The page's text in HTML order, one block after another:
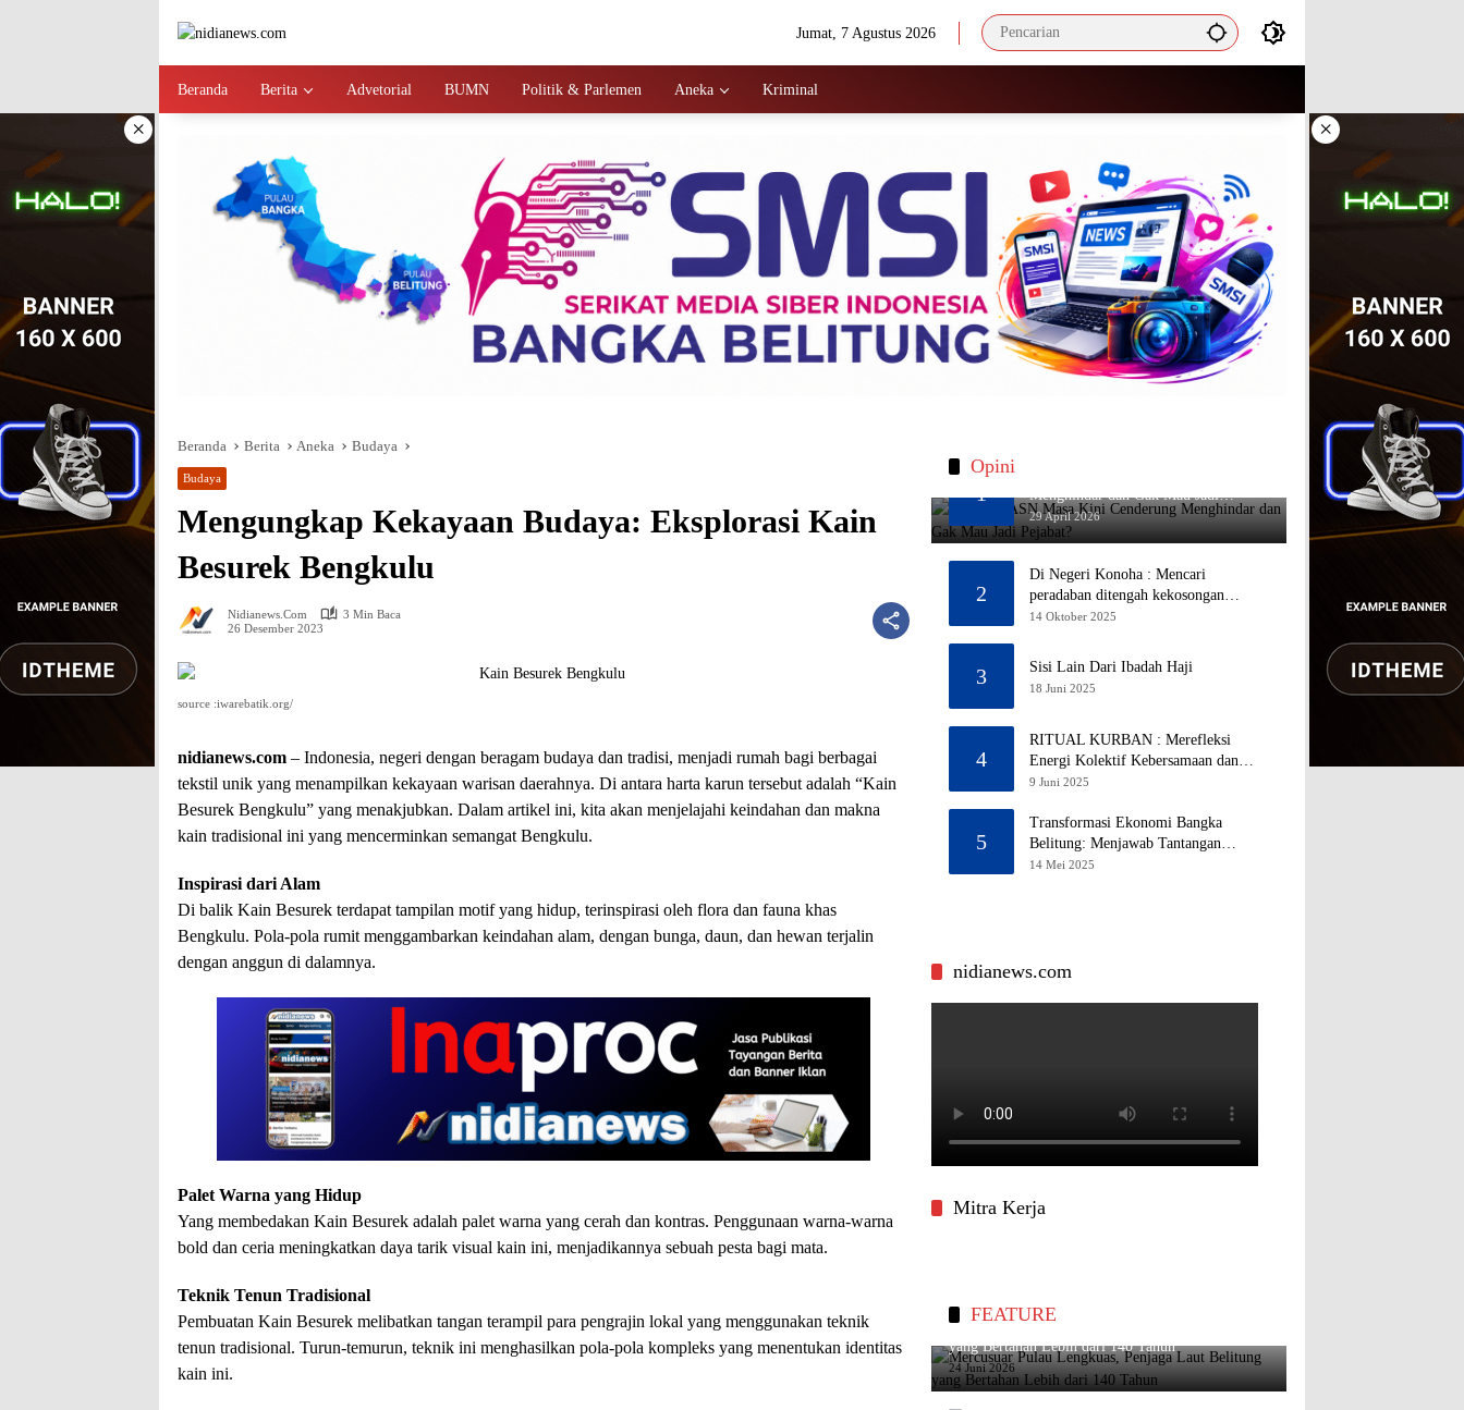
Jumat, 7 Agustus 2026
Beranda Berita Advetorial BUMN Politik & Parlemen Aneka Kriminal
× ×
Beranda Berita Aneka Budaya
Budaya
Mengungkap Kekayaan Budaya: Eksplorasi Kain
Besurek Bengkulu
Nidianews.com
3 Min Baca
26 Desember 2023
source :iwarebatik.org/
nidianews.com – Indonesia, negeri dengan beragam budaya dan tradisi, menjadi rumah bagi berbagai
tekstil unik yang menampilkan kekayaan warisan daerahnya. Di antara harta karun tersebut adalah “Kain
Besurek Bengkulu” yang menakjubkan. Dalam artikel ini, kita akan menjelajahi keindahan dan makna
kain tradisional ini yang mencerminkan semangat Bengkulu.
Inspirasi dari Alam
Di balik Kain Besurek terdapat tampilan motif yang hidup, terinspirasi oleh flora dan fauna khas
Bengkulu. Pola-pola rumit menggambarkan keindahan alam, dengan bunga, daun, dan hewan terjalin
dengan anggun di dalamnya.
Palet Warna yang Hidup
Yang membedakan Kain Besurek adalah palet warna yang cerah dan kontras. Penggunaan warna-warna
bold dan ceria meningkatkan daya tarik visual kain ini, menjadikannya sebuah pesta bagi mata.
Teknik Tenun Tradisional
Pembuatan Kain Besurek melibatkan tangan terampil para pengrajin lokal yang menggunakan teknik
tenun tradisional. Turun-temurun, teknik ini menghasilkan pola-pola kompleks yang menentukan identitas
kain ini.
Opini
1
Menghindar dan Gak Mau Jadi
Pejabat?
29 April 2026
2
Di Negeri Konoha : Mencari
peradaban ditengah kekosongan
pendidikan
14 Oktober 2025
3 Sisi Lain Dari Ibadah Haji
18 Juni 2025
4
RITUAL KURBAN : Merefleksi
Energi Kolektif Kebersamaan dan
Mengeliminasi Sifat Kebinatangan
9 Juni 2025
5
Transformasi Ekonomi Bangka
Belitung: Menjawab Tantangan
Melalui Pengelolaan Sumber Daya
14 Mei 2025
nidianews.com
Mitra Kerja
FEATURE
Mercusuar Pulau Lengkuas, Penjaga Laut Belitung
yang Bertahan Lebih dari 140 Tahun
24 Juni 2026